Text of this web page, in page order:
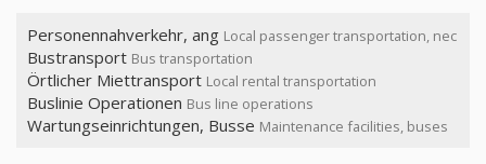
Personennahverkehr, ang Local passenger transportation, nec
Bustransport Bus transportation
Örtlicher Miettransport Local rental transportation
Buslinie Operationen Bus line operations
Wartungseinrichtungen, Busse Maintenance facilities, buses